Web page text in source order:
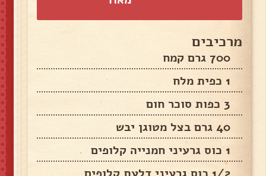
מרכיבים
700 גרם קמח
1 כפית מלח
3 כפות סוכר חום
40 גרם בצל מטוגן יבש
1 כוס גרעיני חמנייה קלופים